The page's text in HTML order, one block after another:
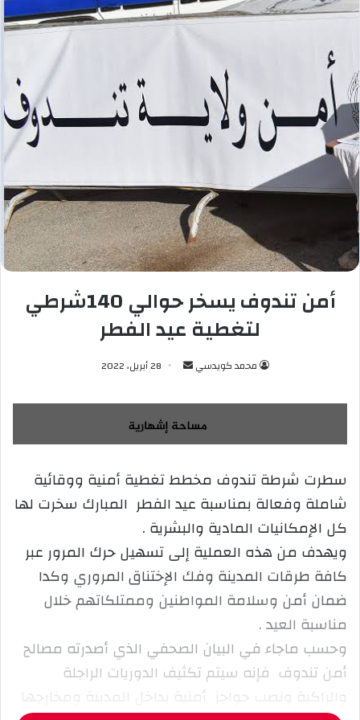
أمن تندوف يسخر حوالي 140شرطي
لتغطية عيد الفطر
محمد كويدسي
س
ل
ب
ي
د
ل
ك
ت
ن
ي
ا
28 أبريل، 2022
سطرت شرطة تندوف مخطط تغطية أمنية ووقائية
شاملة وفعالة بمناسبة عيد الفطر المبارك سخرت لها
كل الإمكانيات المادية والبشرية .
ويهدف من هذه العملية إلى تسهيل حرك المرور عبر
كافة طرقات المدينة وفك الإختناق المروري وكدا
ضمان أمن وسلامة المواطنين وممتلكاتهم خلال
مناسبة العيد .
وحسب ماجاء في البيان الصحفي الذي أصدرته مصالح
أمن تندوف فإنه سيتم تكثيف الدوريات الراجلة
والراكبة ونصب حواجز أمنية بداخل المدينة ومخارجها